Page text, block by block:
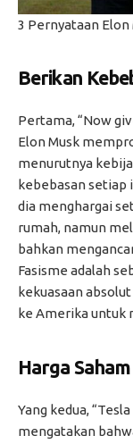
3 Pernyataan
Berikan
Pertama, “Now
Elon Musk
menurutnya
kebebasan setiap
dia menghargai
rumah, namun
bahkan
Fasisme adalah
kekuasaan
ke Amerika untuk
Harga
Yang kedua,
mengatakan